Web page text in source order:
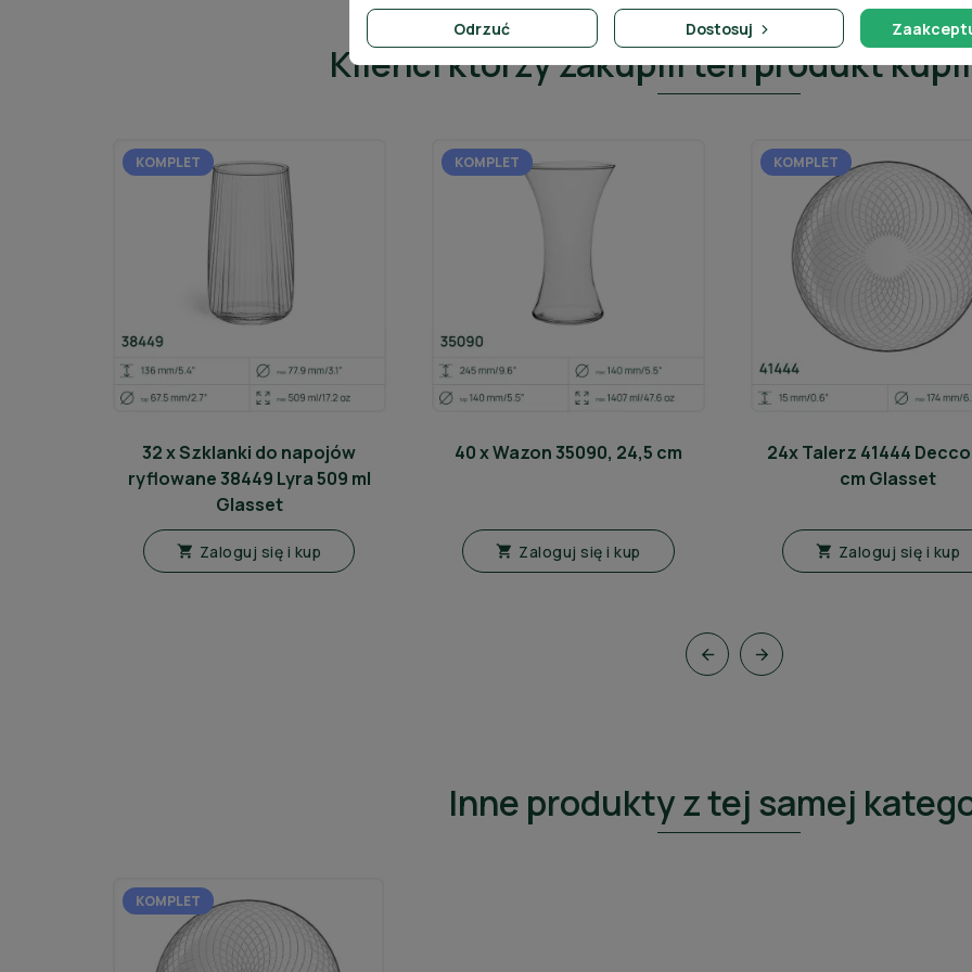
Klienci którzy zakupili ten produkt
KOMPLET
32 x Szklanki do napojów
ryflowane 38449 Lyra 509 ml
Glasset
 Zaloguj się i kup
KOMPLET
40 x Wazon 35090, 24,5 cm
 Zaloguj się i kup
KOMPLET
24x Talerz 41444 Decco
cm Glasset
 Zaloguj się i kup
 
Inne produkty z tej samej
KOMPLET
Odrzuć Dostosuj